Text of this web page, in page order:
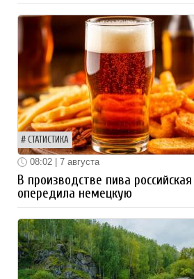
СТАТИСТИКА
08:02 | 7 августа
В производстве пива
опередила немецкую